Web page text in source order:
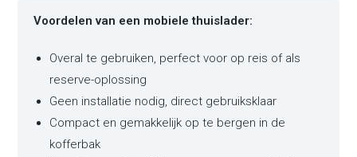
Voordelen van een mobiele thuislader:
Overal te gebruiken, perfect voor op reis of als
reserve-oplossing
Geen installatie nodig, direct gebruiksklaar
Compact en gemakkelijk op te bergen in de
kofferbak